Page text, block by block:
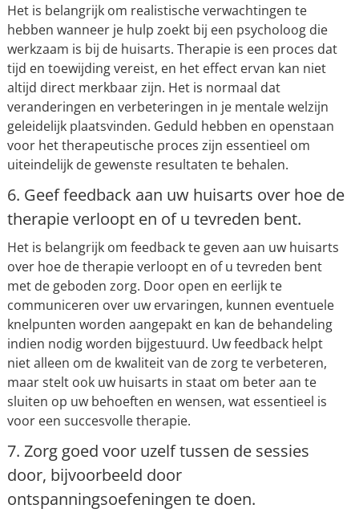
Het is belangrijk om realistische verwachtingen te
hebben wanneer je hulp zoekt bij een psycholoog die
werkzaam is bij de huisarts. Therapie is een proces dat
tijd en toewijding vereist, en het effect ervan kan niet
altijd direct merkbaar zijn. Het is normaal dat
veranderingen en verbeteringen in je mentale welzijn
geleidelijk plaatsvinden. Geduld hebben en openstaan
voor het therapeutische proces zijn essentieel om
uiteindelijk de gewenste resultaten te behalen.
6. Geef feedback aan uw huisarts over hoe de
therapie verloopt en of u tevreden bent.
Het is belangrijk om feedback te geven aan uw huisarts
over hoe de therapie verloopt en of u tevreden bent
met de geboden zorg. Door open en eerlijk te
communiceren over uw ervaringen, kunnen eventuele
knelpunten worden aangepakt en kan de behandeling
indien nodig worden bijgestuurd. Uw feedback helpt
niet alleen om de kwaliteit van de zorg te verbeteren,
maar stelt ook uw huisarts in staat om beter aan te
sluiten op uw behoeften en wensen, wat essentieel is
voor een succesvolle therapie.
7. Zorg goed voor uzelf tussen de sessies
door, bijvoorbeeld door
ontspanningsoefeningen te doen.